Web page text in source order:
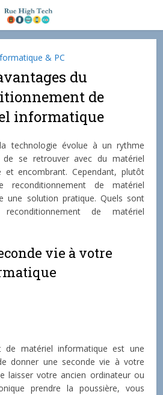
& PC
du
de
informatique
technologie évolue à un rythme
se retrouver avec du matériel
et encombrant. Cependant, plutôt
de matériel
une solution pratique. Quels sont
de matériel
vie à votre
de matériel informatique est une
donner une seconde vie à votre
laisser votre ancien ordinateur ou
prendre la poussière, vous